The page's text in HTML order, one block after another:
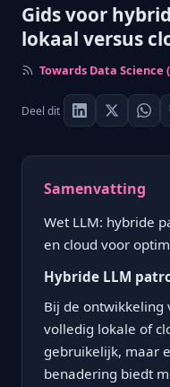
Gids voor
lokaal versus
Towards Data Science
Deel dit
Samenvatting
Wet LLM: hybride
en cloud voor
Hybride LLM
Bij de ontwikkeling
volledig lokale of
gebruikelijk, maar
benadering biedt